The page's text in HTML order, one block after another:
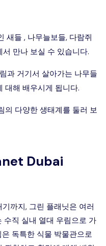
새들 , 나무늘보들, 다람쥐
만나 보실 수 있습니다.
과 거기서 살아가는 나무들
대해 배우시게 됩니다.
의 다양한 생태계를 둘러 보
Dubai
까지, 그린 플래닛은 여러
수직 실내 열대 우림으로 가
독특한 식물 박물관으로